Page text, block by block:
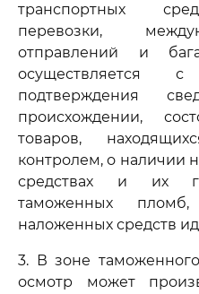
транспортных
перевозки,
отправлений и
осуществляется
подтверждения
происхождении,
товаров,
контролем, о наличии
средствах и их
таможенных
наложенных средств
3. В зоне
осмотр может